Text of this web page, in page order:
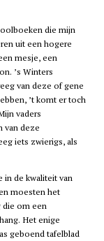
die mijn
uit een hogere
mesje, een
’s Winters
van deze of gene
’t komt er toch
vaders
van deze
iets zwierigs, als
in de kwaliteit van
moesten het
die om een
Het enige
geboend tafelblad